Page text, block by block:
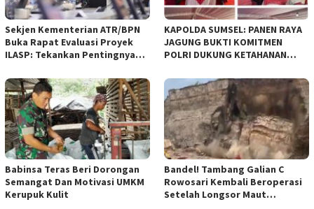
Sekjen Kementerian ATR/BPN
Buka Rapat Evaluasi Proyek
ILASP: Tekankan Pentingnya
Anggaran
KAPOLDA SUMSEL: PANEN RAYA
JAGUNG BUKTI KOMITMEN
POLRI DUKUNG KETAHANAN
Babinsa Teras Beri Dorongan
Semangat Dan Motivasi UMKM
Kerupuk Kulit
Bandel! Tambang Galian C
Rowosari Kembali Beroperasi
Setelah Longsor Maut